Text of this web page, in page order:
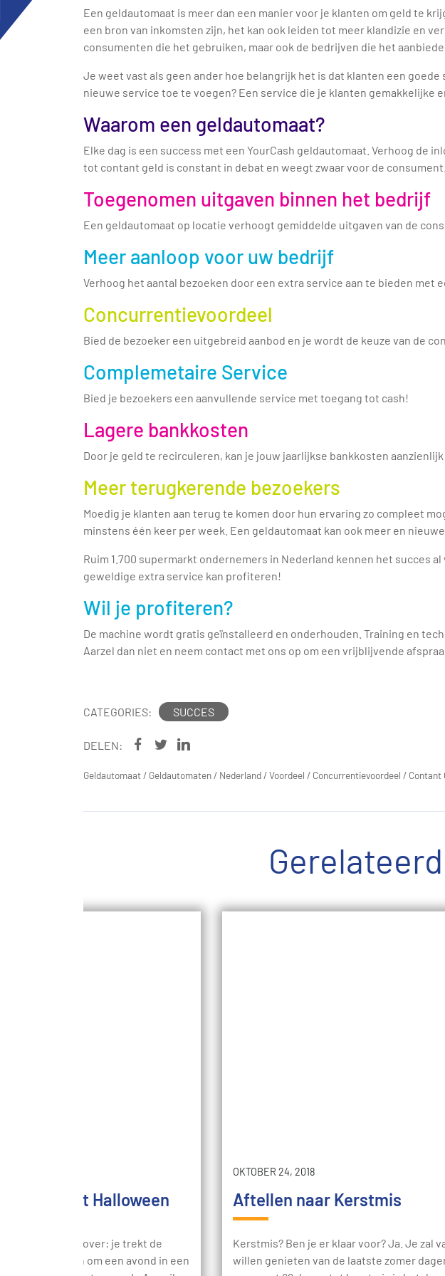
Een geldautomaat is meer dan een manier voor je klanten om geld te
een bron van inkomsten zijn, het kan ook leiden tot meer klandizie en
consumenten die het gebruiken, maar ook de bedrijven die het
Je weet vast als geen ander hoe belangrijk het is dat klanten een
nieuwe service toe te voegen? Een service die je klanten
Waarom een geldautomaat?
Elke dag is een success met een YourCash geldautomaat. Verhoog
tot contant geld is constant in debat en weegt zwaar voor de consument.
Toegenomen uitgaven binnen het bedrijf
Een geldautomaat op locatie verhoogt gemiddelde uitgaven van de
Meer aanloop voor uw bedrijf
Verhoog het aantal bezoeken door een extra service aan te bieden met
Concurrentievoordeel
Bied de bezoeker een uitgebreid aanbod en je wordt de keuze van de
Complemetaire Service
Bied je bezoekers een aanvullende service met toegang tot cash!
Lagere bankkosten
Door je geld te recirculeren, kan je jouw jaarlijkse bankkosten
Meer terugkerende bezoekers
Moedig je klanten aan terug te komen door hun ervaring zo compleet
minstens één keer per week. Een geldautomaat kan ook meer en
Ruim 1.700 supermarkt ondernemers in Nederland kennen het succes
geweldige extra service kan profiteren!
Wil je profiteren?
De machine wordt gratis geïnstalleerd en onderhouden. Training en
Aarzel dan niet en neem contact met ons op om een vrijblijvende
CATEGORIES: SUCCES
DELEN:
Geldautomaat / Geldautomaten / Nederland /Voordeel / Concurrentievoordeel / Contant
doen met Halloween
is het weer zover: je trekt de
outfits aan om een avond in een
OKTOBER 24, 2018
Aftellen naar Kerstmis
Kerstmis? Ben je er klaar voor? Ja. Je zal
willen genieten van de laatste zomer